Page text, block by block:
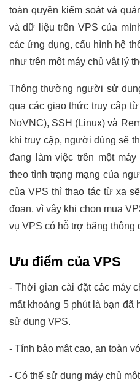
toàn quyền kiểm soát và
và dữ liệu trên VPS của
các ứng dụng, cấu hình hệ
như trên một máy chủ vật lý
Thông thường người sử
qua các giao thức truy cập
NoVNC), SSH (Linux) và
khi truy cập, người dùng sẽ
đang làm việc trên một
theo tình trạng mạng của
của VPS thì thao tác từ xa
đoạn, vì vậy khi chọn mua
vụ VPS có hỗ trợ băng thông
Ưu điểm của VPS
- Thời gian cài đặt các máy
mất khoảng 5 phút là bạn đã
sử dụng VPS.
- Tính bảo mật cao, an toàn
- Có thể sử dụng máy chủ